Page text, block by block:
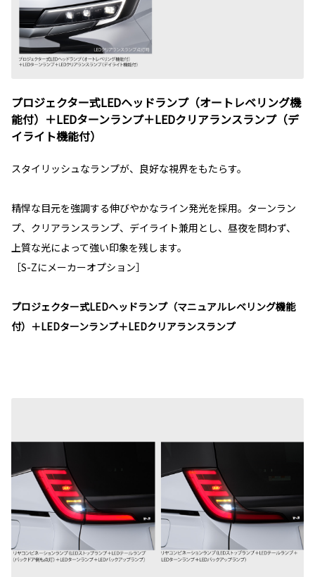
プロジェクター式LEDヘッドランプ（オートレベリング機
能付）＋LEDターンランプ＋LEDクリアランスランプ（デ
イライト機能付）
スタイリッシュなランプが、良好な視界をもたらす。
精悍な目元を強調する伸びやかなライン発光を採用。ターンラン
プ、クリアランスランプ、デイライト兼用とし、昼夜を問わず、
上質な光によって強い印象を残します。
［S-Zにメーカーオプション］
プロジェクター式LEDヘッドランプ（マニュアルレベリング機能
付）＋LEDターンランプ＋LEDクリアランスランプ